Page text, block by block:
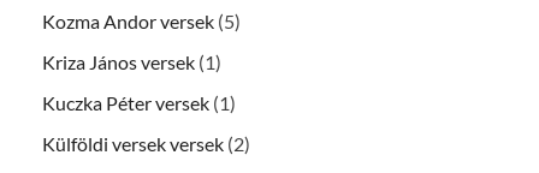
Kozma Andor versek (5)
Kriza János versek (1)
Kuczka Péter versek (1)
Külföldi versek versek (2)